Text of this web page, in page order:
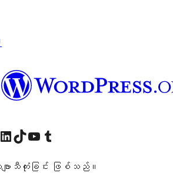
ကျွန်ုပ်တို့၏ LinkedIn အကောင့်သို့ သွားရောက်ကြည့်ရှုပါကျွန်ုပ်တို့၏ TikTok အကောင့်သို့ ဝင်ရောက်ကြည့်ရှုရန်
ကျွန်ုပ်တို့၏ YouTube ချန်နယ်သို့ သွားရောက်ကြည့်ရှုပါ ကျွန်ုပ်တို့၏ Tumblr အကောင့်သို့ ဝင်ရောက်ကြည့်ရှုရန်
ျာသီကုံးခြင်း ဖြစ်သည်။